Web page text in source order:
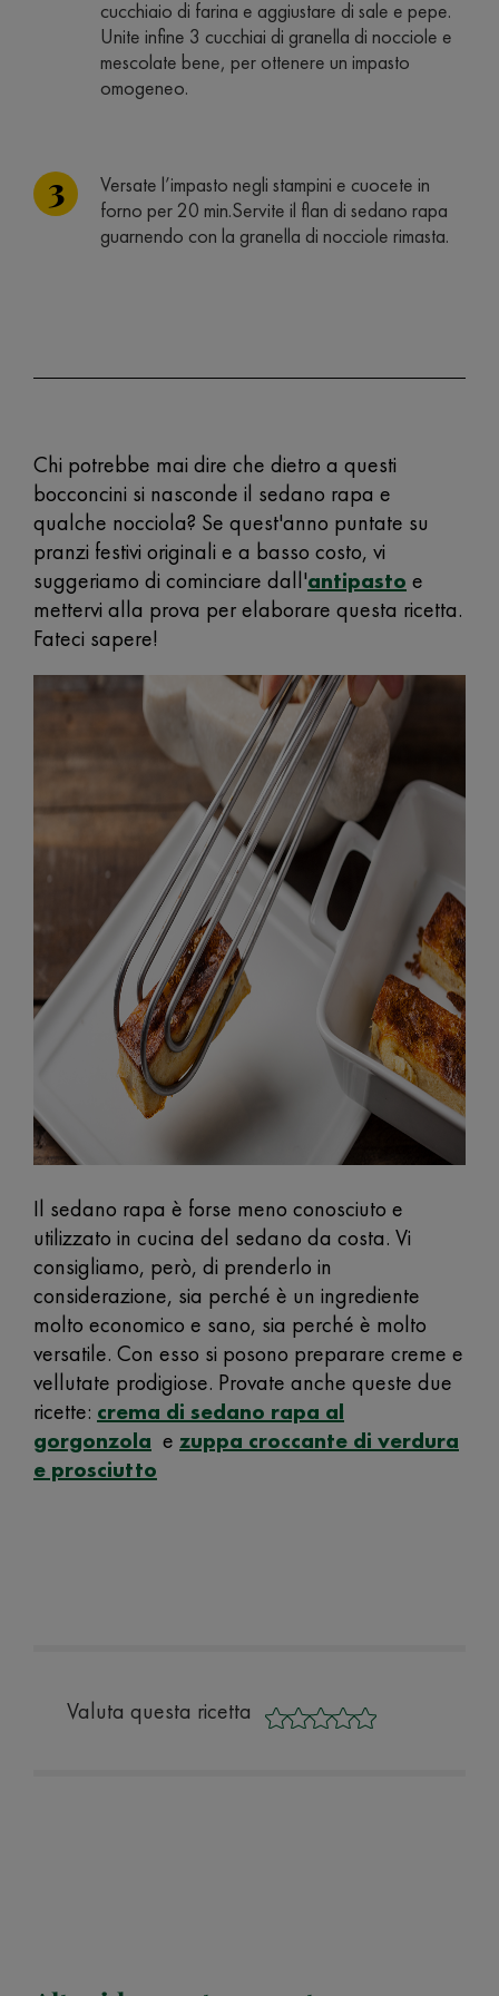
cucchiaio di farina e aggiustare di sale e pepe.
Unite infine 3 cucchiai di granella di nocciole e
mescolate bene, per ottenere un impasto
omogeneo.
Versate l’impasto negli stampini e cuocete in
forno per 20 min.Servite il flan di sedano rapa
guarnendo con la granella di nocciole rimasta.
Chi potrebbe mai dire che dietro a questi
bocconcini si nasconde il sedano rapa e
qualche nocciola? Se quest'anno puntate su
pranzi festivi originali e a basso costo, vi
suggeriamo di cominciare dall'antipasto e
mettervi alla prova per elaborare questa ricetta.
Fateci sapere!
Il sedano rapa è forse meno conosciuto e
utilizzato in cucina del sedano da costa. Vi
consigliamo, però, di prenderlo in
considerazione, sia perché è un ingrediente
molto economico e sano, sia perché è molto
versatile. Con esso si posono preparare creme e
vellutate prodigiose. Provate anche queste due
ricette: crema di sedano rapa al
gorgonzola e zuppa croccante di verdura
e prosciutto
Valuta questa ricetta